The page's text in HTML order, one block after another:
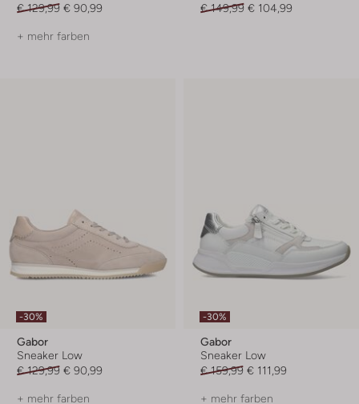
€ 129,99 € 90,99
+ mehr farben
€ 149,99 € 104,99
-30%
Gabor
Sneaker Low
€ 129,99 € 90,99
+ mehr farben
-30%
Gabor
Sneaker Low
€ 159,99 € 111,99
+ mehr farben